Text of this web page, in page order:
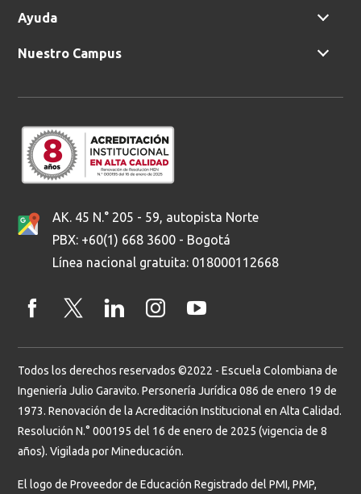
Ayuda
Nuestro Campus
AK. 45 N.° 205 - 59, autopista Norte
PBX: +60(1) 668 3600 - Bogotá
Línea nacional gratuita: 018000112668
Todos los derechos reservados ©2022 - Escuela Colombiana de
Ingeniería Julio Garavito. Personería Jurídica 086 de enero 19 de
1973. Renovación de la Acreditación Institucional en Alta Calidad.
Resolución N.° 000195 del 16 de enero de 2025 (vigencia de 8
años). Vigilada por Mineducación.
El logo de Proveedor de Educación Registrado del PMI, PMP,